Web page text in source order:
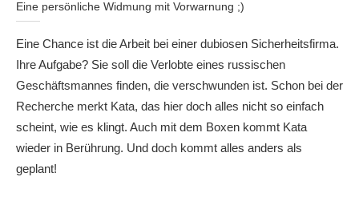
Eine persönliche Widmung mit Vorwarnung ;)
Eine Chance ist die Arbeit bei einer dubiosen Sicherheitsfirma.
Ihre Aufgabe? Sie soll die Verlobte eines russischen
Geschäftsmannes finden, die verschwunden ist. Schon bei der
Recherche merkt Kata, das hier doch alles nicht so einfach
scheint, wie es klingt. Auch mit dem Boxen kommt Kata
wieder in Berührung. Und doch kommt alles anders als
geplant!